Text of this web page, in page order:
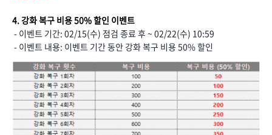
4. 강화 복구 비용 50% 할인 이벤트
- 이벤트 기간: 02/15(수) 점검 종료 후 ~ 02/22(수) 10:59
- 이벤트 내용: 이벤트 기간 동안 강화 복구 비용 50% 할인